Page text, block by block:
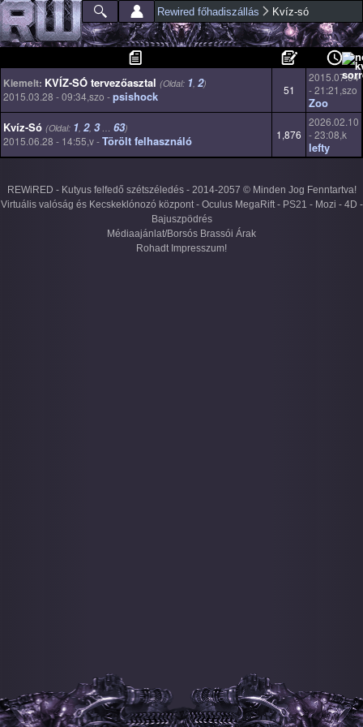
Ugrás a
tartalomra
Főmenü
Jelenlegi hely
Rewired főhadiszállás Kvíz-só
Kiemelt: KVÍZ-SÓ tervezőasztal (Oldal: 1, 2)
2015.03.28 - 09:34,szo -psishock 51
2015.07.04
- 21:21,szo
Zoo
Kvíz-Só (Oldal: 1, 2, 3… 63)
2015.06.28 - 14:55,v -Törölt felhasználó 1,876
2026.02.10
- 23:08,k
lefty
REWiRED - Kutyus felfedő szétszéledés - 2014-2057 © Minden Jog Fenntartva!
Virtuális valóság és Kecskeklónozó központ - Oculus MegaRift - PS21 - Mozi - 4D -
Bajuszpödrés
Médiaajánlat/Borsós Brassói Árak
Rohadt Impresszum!